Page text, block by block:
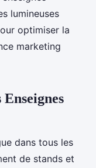
lumineuses
optimiser la
marketing
Enseignes
dans tous les
de stands et